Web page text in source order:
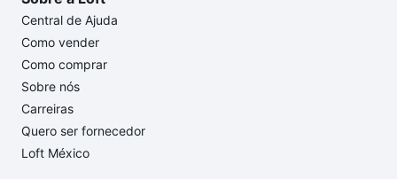
Central de Ajuda
Como vender
Como comprar
Sobre nós
Carreiras
Quero ser fornecedor
Loft México